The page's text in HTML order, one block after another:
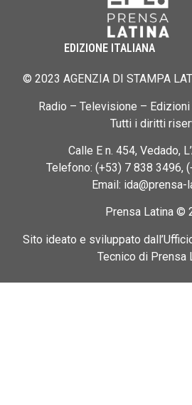
EDIZIONE ITALIANA
© 2023 AGENZIA DI STAMPA
Radio – Televisione –
Tutti i diritti
Calle E n. 454, Vedado,
Telefono: (+53) 7 838 3496,
Email: ida@prensa-
Prensa Latina ©
Sito ideato e sviluppato
Tecnico di Prensa